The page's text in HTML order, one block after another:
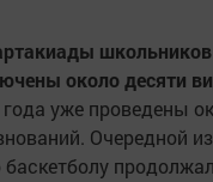
около десяти
уже проведены
Очередной
баскетболу